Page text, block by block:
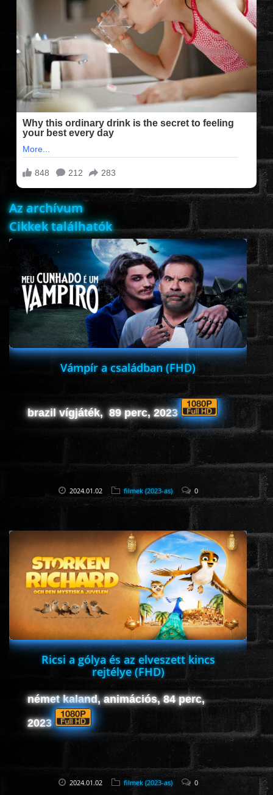
FILMEK (2025-ÖS)
FILMEK (2024-ES)
FILMEK (2023-AS)
FILMEK (2022-ES)
FELIRATOS FILMEK
AKCIÓ
VÍGJÁTÉK
HORROR
ANIMÁCIÓS
DRÁMA
ROMANTIKUS
HÁBORÚS
KATASZTRÓFA
CSALÁDI
WESTERN
Az archívum
Cikkek találhatók
Vámpír a családban (FHD)
brazil vígjáték, 89 perc, 2023
2024.01.02 filmek (2023-as) 0
Ricsi a gólya és az elveszett kincs
rejtélye (FHD)
német kaland, animációs, 84 perc,
2023
2024.01.02 filmek (2023-as) 0